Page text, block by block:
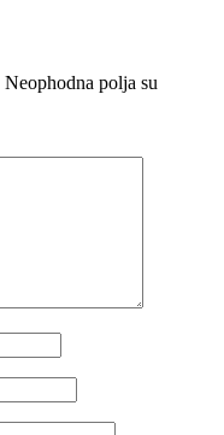
Neophodna polja su